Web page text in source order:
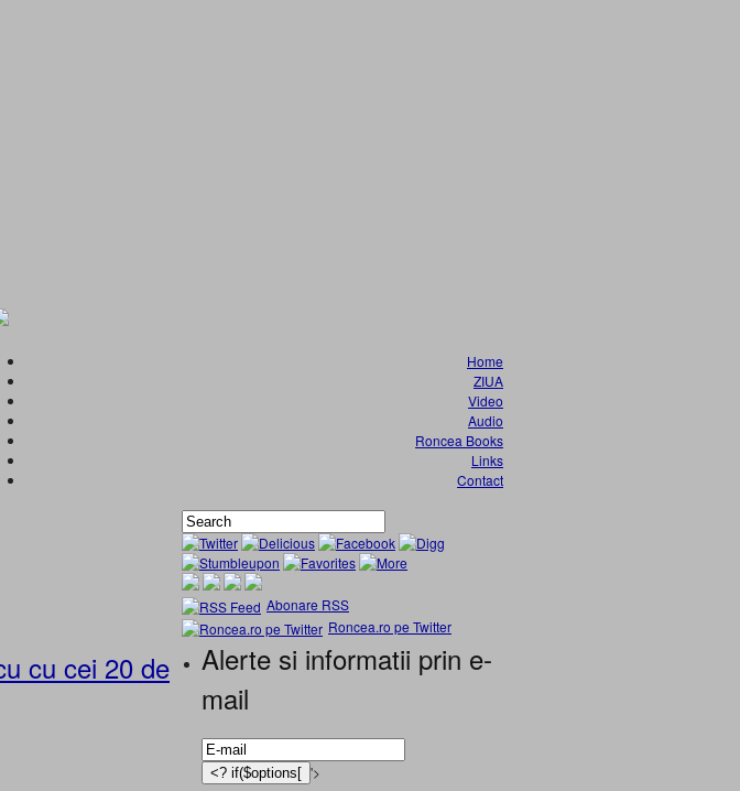
Home
ZIUA
Video
Audio
Roncea Books
Links
Contact
cu cei 20 de
Abonare RSS
Roncea.ro pe Twitter
Alerte si informatii prin e-
mail
'>